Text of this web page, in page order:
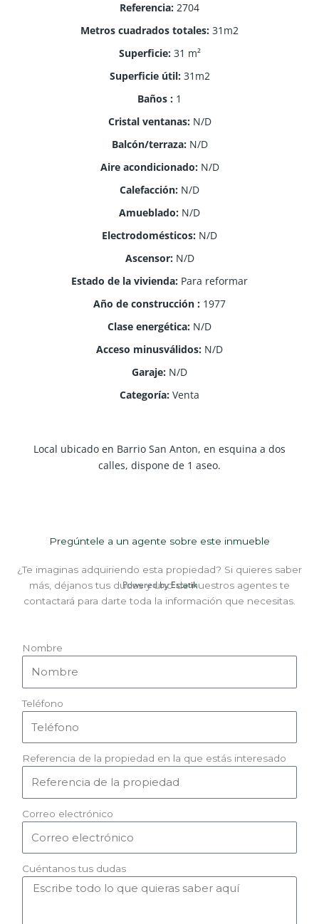
Referencia: 2704
Metros cuadrados totales: 31m2
Superficie: 31 m²
Superficie útil: 31m2
Baños : 1
Cristal ventanas: N/D
Balcón/terraza: N/D
Aire acondicionado: N/D
Calefacción: N/D
Amueblado: N/D
Electrodomésticos: N/D
Ascensor: N/D
Estado de la vivienda: Para reformar
Año de construcción : 1977
Clase energética: N/D
Acceso minusválidos: N/D
Garaje: N/D
Categoría: Venta
Local ubicado en Barrio San Anton, en esquina a dos
calles, dispone de 1 aseo.
Powered byEstatik
Pregúntele a un agente sobre este inmueble
¿Te imaginas adquiriendo esta propiedad? Si quieres saber
más, déjanos tus dudas y uno de nuestros agentes te
contactará para darte toda la información que necesitas.
Nombre
Teléfono
Referencia de la propiedad en la que estás interesado
Correo electrónico
Cuéntanos tus dudas